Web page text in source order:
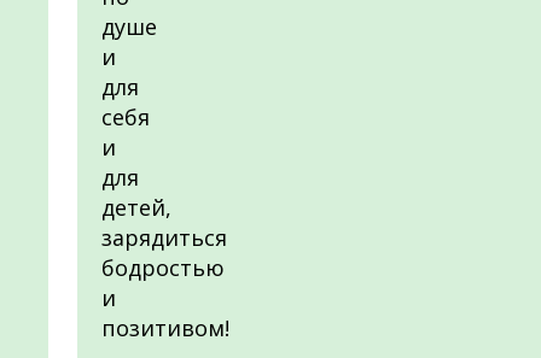
душе
и
для
себя
и
для
детей,
зарядиться
бодростью
и
позитивом!